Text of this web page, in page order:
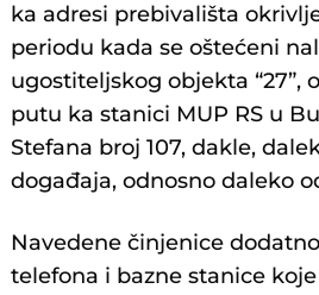
ka adresi prebivališta
periodu kada se oštećeni
ugostiteljskog objekta “27”,
putu ka stanici MUP RS u
Stefana broj 107, dakle,
događaja, odnosno daleko
Navedene činjenice
telefona i bazne stanice